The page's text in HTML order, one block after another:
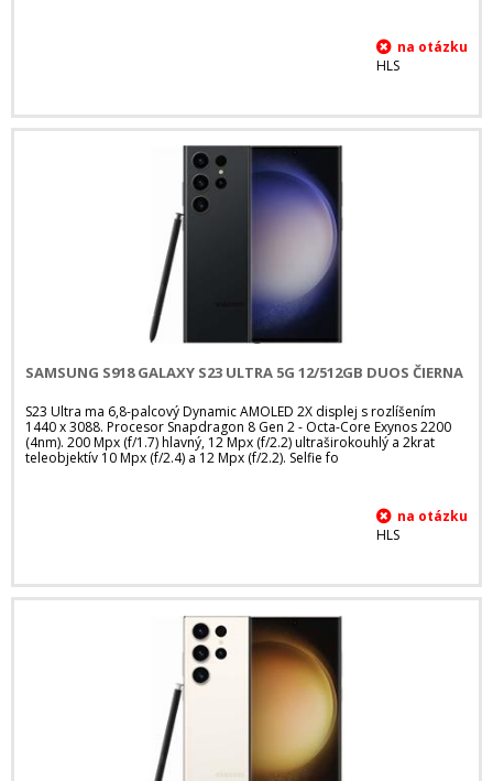
HLS
SAMSUNG S918 GALAXY S23 ULTRA 5G 12/512GB DUOS ČIERNA
S23 Ultra ma 6,8-palcový Dynamic AMOLED 2X displej s rozlíšením
1440 x 3088. Procesor Snapdragon 8 Gen 2 - Octa-Core Exynos 2200
(4nm). 200 Mpx (f/1.7) hlavný, 12 Mpx (f/2.2) ultraširokouhlý a 2krat
teleobjektív 10 Mpx (f/2.4) a 12 Mpx (f/2.2). Selfie fo
HLS